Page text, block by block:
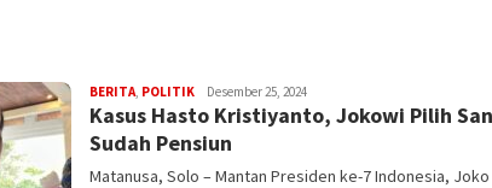
BERITA, POLITIKR
Iyan
Desember 25, 2024
Kasus Hasto Kristiyanto, Jokowi Pilih
Sudah Pensiun
Matanusa, Solo – Mantan Presiden ke-7 Indonesia,